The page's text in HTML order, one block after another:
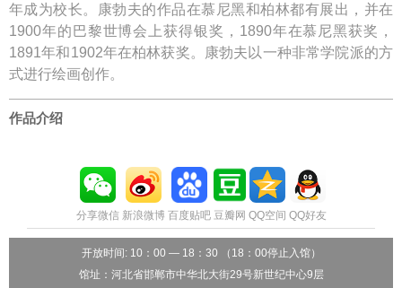
年成为校长。康勃夫的作品在慕尼黑和柏林都有展出，并在
1900年的巴黎世博会上获得银奖，1890年在慕尼黑获奖，
1891年和1902年在柏林获奖。康勃夫以一种非常学院派的方
式进行绘画创作。
作品介绍
分享微信 新浪微博 百度贴吧 豆瓣网 QQ空间 QQ好友
开放时间: 10：00 — 18：30 （18：00停止入馆）
馆址：河北省邯郸市中华北大街29号新世纪中心9层